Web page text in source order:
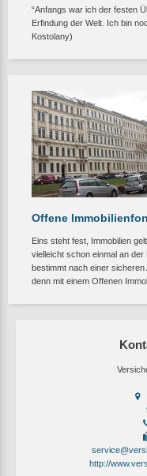
http://
“Anfangs war ich der festen
Erfindung der Welt. Ich bin
Kostolany)
Offene
Eins steht fest, Immobilien
vielleicht schon einmal an
bestimmt nach einer
denn mit einem Offenen